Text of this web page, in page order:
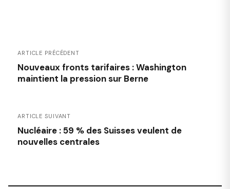
ARTICLE PRÉCÉDENT
Nouveaux fronts tarifaires : Washington
maintient la pression sur Berne
ARTICLE SUIVANT
Nucléaire : 59 % des Suisses veulent de
nouvelles centrales